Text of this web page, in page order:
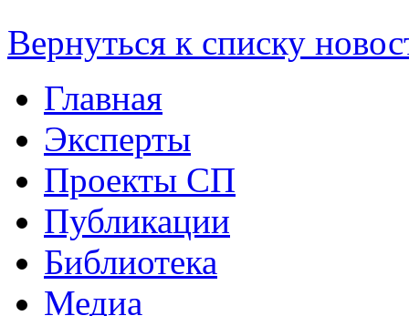
Вернуться к списку
Главная
Эксперты
Проекты СП
Публикации
Библиотека
Медиа